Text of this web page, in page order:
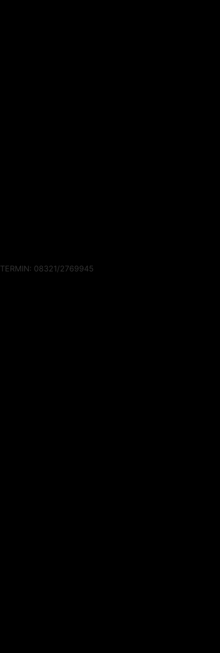
TERMIN: 08321/2769945